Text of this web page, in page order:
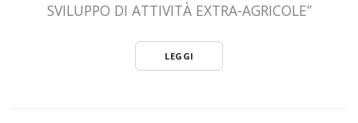
SVILUPPO DI ATTIVITÀ EXTRA-AGRICOLE”
LEGGI